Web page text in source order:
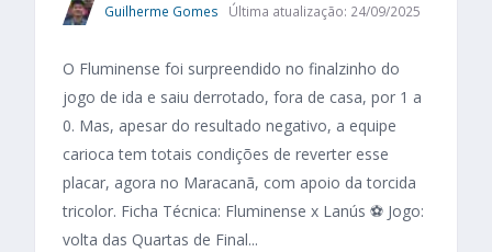
Guilherme Gomes Última atualização: 24/09/2025
O Fluminense foi surpreendido no finalzinho do
jogo de ida e saiu derrotado, fora de casa, por 1 a
0. Mas, apesar do resultado negativo, a equipe
carioca tem totais condições de reverter esse
placar, agora no Maracanã, com apoio da torcida
tricolor. Ficha Técnica: Fluminense x Lanús ⚽ Jogo:
volta das Quartas de Final...